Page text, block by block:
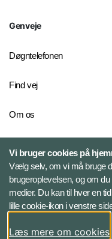
Genveje
Døgntelefonen
Find vej
Om os
Følg Veterancentret
Facebook
Vi bruger cookies på
Vælg selv, om vi må bruge
brugeroplevelsen, og om
medier. Du kan til hver en
lille cookie-ikon i venstre
Læs mere om cookies